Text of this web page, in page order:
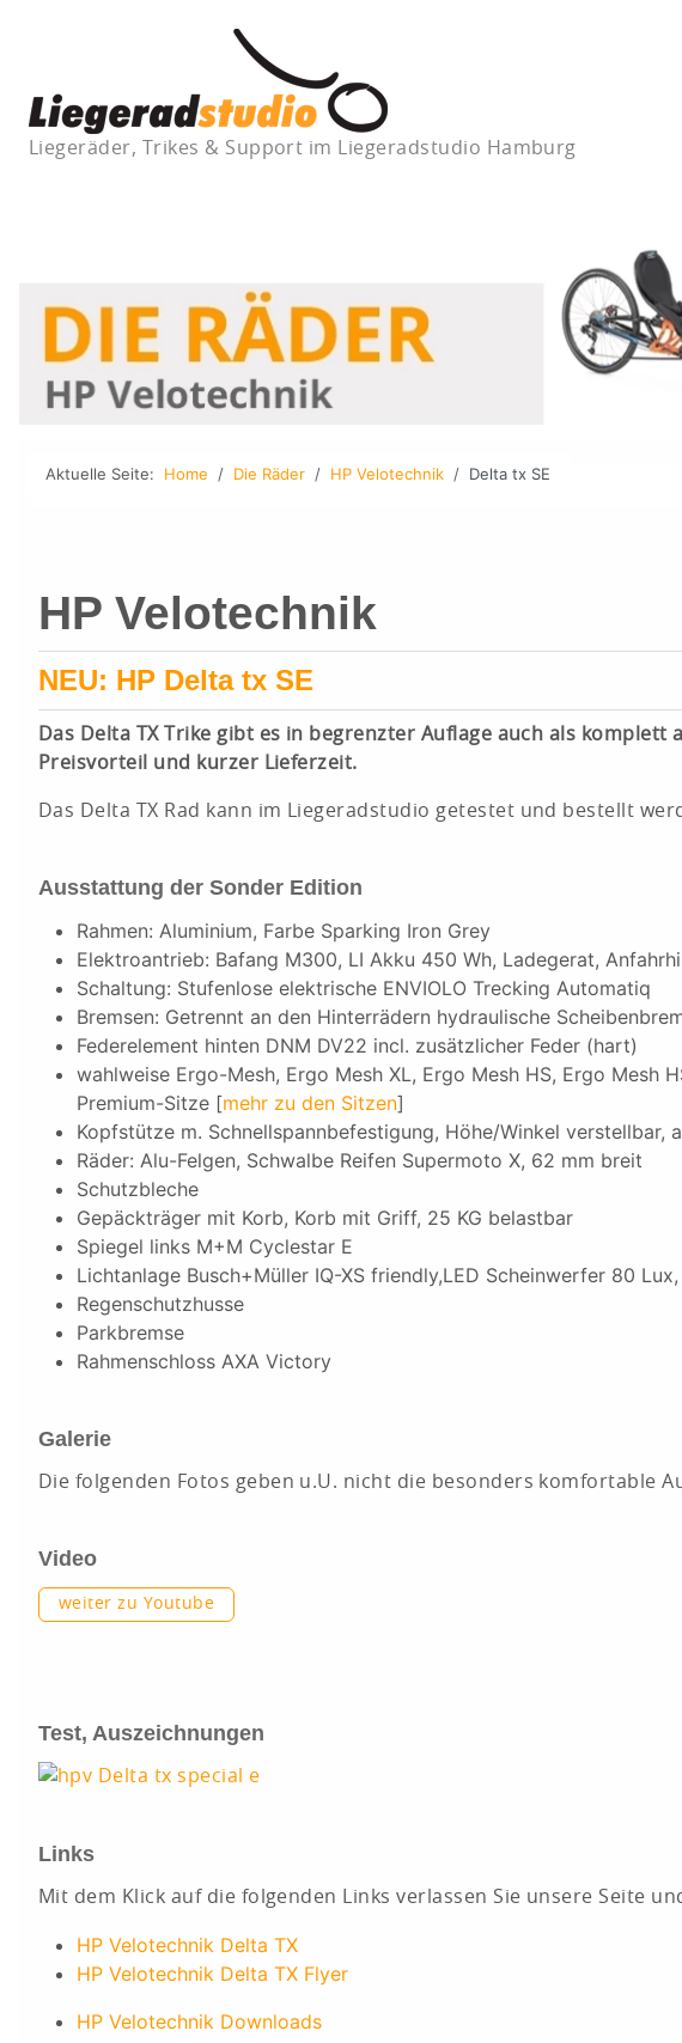
Liegeräder, Trikes & Support im Liegeradstudio Hamburg
Aktuelle Seite: Home Die Räder HP Velotechnik Delta tx SE
HP Velotechnik
NEU: HP Delta tx SE
Das Delta TX Trike gibt es in begrenzter Auflage auch als
Preisvorteil und kurzer Lieferzeit.
Das Delta TX Rad kann im Liegeradstudio getestet und bestellt
Ausstattung der Sonder Edition
Rahmen: Aluminium, Farbe Sparking Iron Grey
Elektroantrieb: Bafang M300, LI Akku 450 Wh, Ladegerat,
Schaltung: Stufenlose elektrische ENVIOLO Trecking Automatiq
Bremsen: Getrennt an den Hinterrädern hydraulische
Federelement hinten DNM DV22 incl. zusätzlicher Feder (hart)
wahlweise Ergo-Mesh, Ergo Mesh XL, Ergo Mesh HS, Ergo Mesh
Premium-Sitze [mehr zu den Sitzen]
Kopfstütze m. Schnellspannbefestigung, Höhe/Winkel verstellbar,
Räder: Alu-Felgen, Schwalbe Reifen Supermoto X, 62 mm breit
Schutzbleche
Gepäckträger mit Korb, Korb mit Griff, 25 KG belastbar
Spiegel links M+M Cyclestar E
Lichtanlage Busch+Müller IQ-XS friendly,LED Scheinwerfer 80
Regenschutzhusse
Parkbremse
Rahmenschloss AXA Victory
Galerie
Die folgenden Fotos geben u.U. nicht die besonders komfortable
Video
weiter zu Youtube
Test, Auszeichnungen
Links
Mit dem Klick auf die folgenden Links verlassen Sie unsere Seite
HP Velotechnik Delta TX
HP Velotechnik Delta TX Flyer
HP Velotechnik Downloads